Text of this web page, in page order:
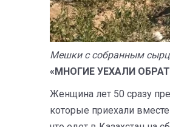
Мешки с собранным
«МНОГИЕ УЕХАЛИ
Женщина лет 50 сразу
которые приехали